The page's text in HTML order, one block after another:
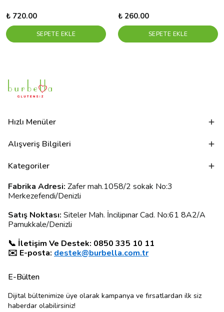
₺ 720.00
SEPETE EKLE
₺ 260.00
SEPETE EKLE
Hızlı Menüler
Alışveriş Bilgileri
Kategoriler
Fabrika Adresi: Zafer mah.1058/2 sokak No:3
Merkezefendi/Denizli
Satış Noktası: Siteler Mah. İncilipınar Cad. No:61 8A2/A
Pamukkale/Denizli
📞 İletişim Ve Destek: 0850 335 10 11
✉️ E-posta: destek@burbella.com.tr
E-Bülten
Dijital bültenimize üye olarak kampanya ve fırsatlardan ilk siz
haberdar olabilirsiniz!